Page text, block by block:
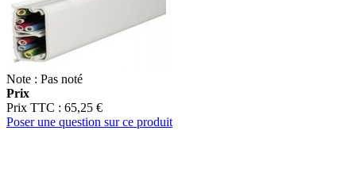
Note : Pas noté
Prix
Prix ​​TTC : 65,25 €
Poser une question sur ce produit